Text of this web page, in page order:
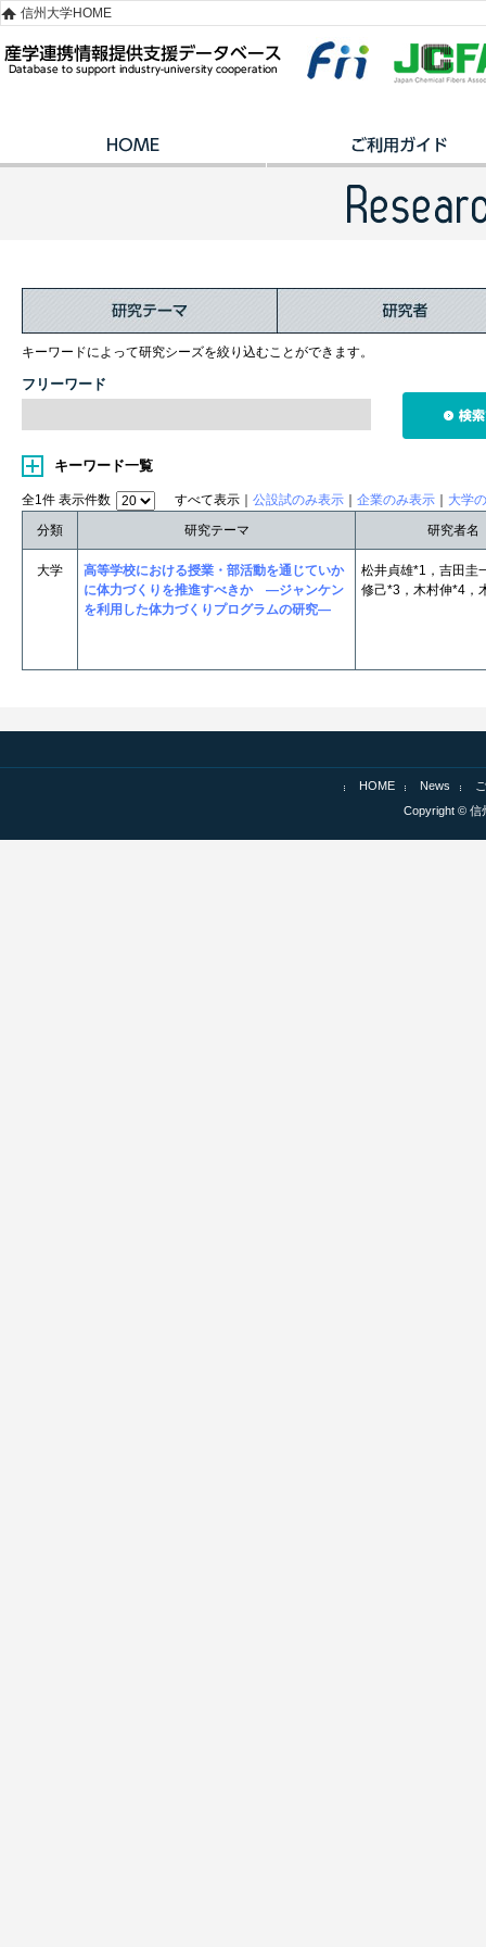
信州大学HOME
キーワードによって研究シーズを絞り込むことができます。
フリーワード
キーワード一覧
全1件 表示件数 すべて表示｜ 公設試のみ表示 企業のみ表示
大学
分類
研究テーマ 研究者名
大学
高等学校における授業・部活動を通じていか
に体力づくりを推進すべきか ―ジャンケン
を利用した体力づくりプログラムの研究―
松井貞雄*1，吉田圭
修己*3，木村伸*4，
HOME News
Copyright © 信